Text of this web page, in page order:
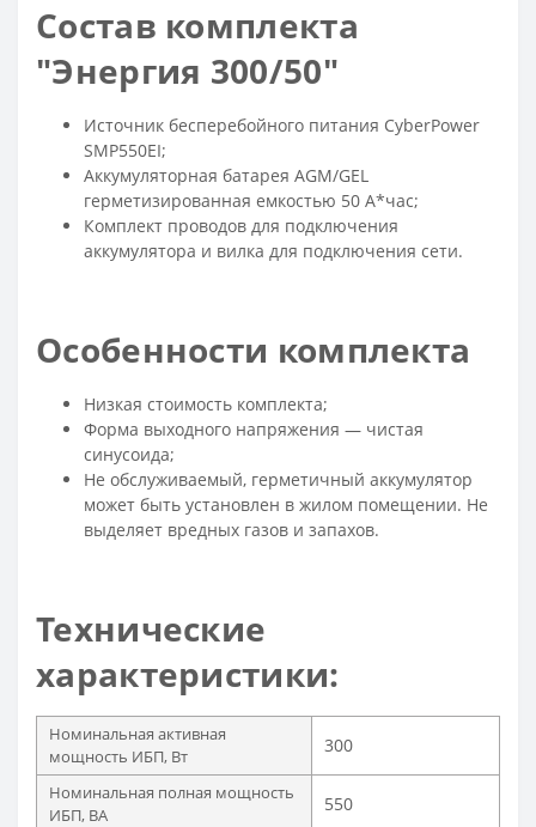
Состав комплекта
"Энергия 300/50"
Источник бесперебойного питания CyberPower
SMP550EI;
Аккумуляторная батарея AGM/GEL
герметизированная емкостью 50 А*час;
Комплект проводов для подключения
аккумулятора и вилка для подключения сети.
Особенности комплекта
Низкая стоимость комплекта;
Форма выходного напряжения — чистая
синусоида;
Не обслуживаемый, герметичный аккумулятор
может быть установлен в жилом помещении. Не
выделяет вредных газов и запахов.
Технические
характеристики:
Номинальная активная
мощность ИБП, Вт
300
Номинальная полная мощность
ИБП, ВА
550